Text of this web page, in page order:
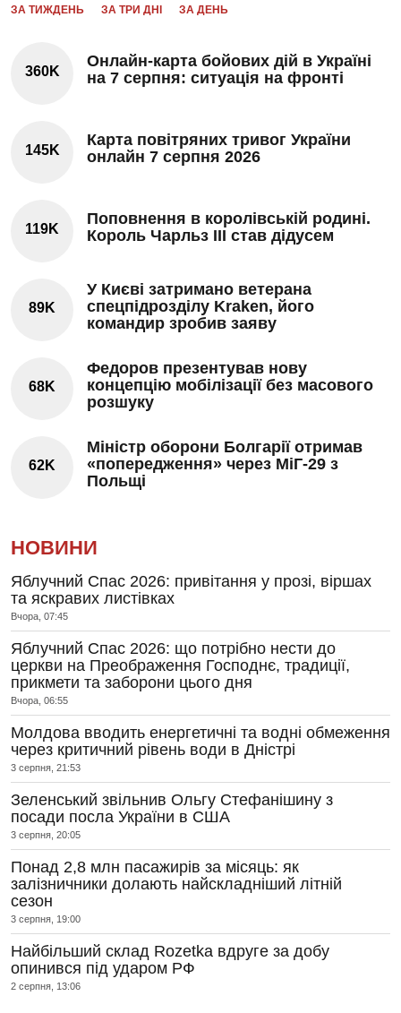
ЗА ТИЖДЕНЬ ЗА ТРИ ДНІ ЗА ДЕНЬ
360K
Онлайн-карта бойових дій в Україні
на 7 серпня: ситуація на фронті
145K
Карта повітряних тривог України
онлайн 7 серпня 2026
119K
Поповнення в королівській родині.
Король Чарльз III став дідусем
89K
У Києві затримано ветерана
спецпідрозділу Kraken, його
командир зробив заяву
68K
Федоров презентував нову
концепцію мобілізації без масового
розшуку
62K
Міністр оборони Болгарії отримав
«попередження» через МіГ-29 з
Польщі
НОВИНИ
Яблучний Спас 2026: привітання у прозі, віршах
та яскравих листівках
Вчора, 07:45
Яблучний Спас 2026: що потрібно нести до
церкви на Преображення Господнє, традиції,
прикмети та заборони цього дня
Вчора, 06:55
Молдова вводить енергетичні та водні обмеження
через критичний рівень води в Дністрі
3 серпня, 21:53
Зеленський звільнив Ольгу Стефанішину з
посади посла України в США
3 серпня, 20:05
Понад 2,8 млн пасажирів за місяць: як
залізничники долають найскладніший літній
сезон
3 серпня, 19:00
Найбільший склад Rozetka вдруге за добу
опинився під ударом РФ
2 серпня, 13:06